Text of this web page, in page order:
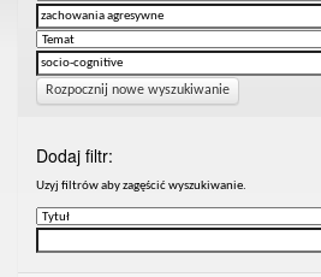
Rozpocznij nowe wyszukiwanie
Dodaj filtr:
Uzyj filtrów aby zagęścić wyszukiwanie.